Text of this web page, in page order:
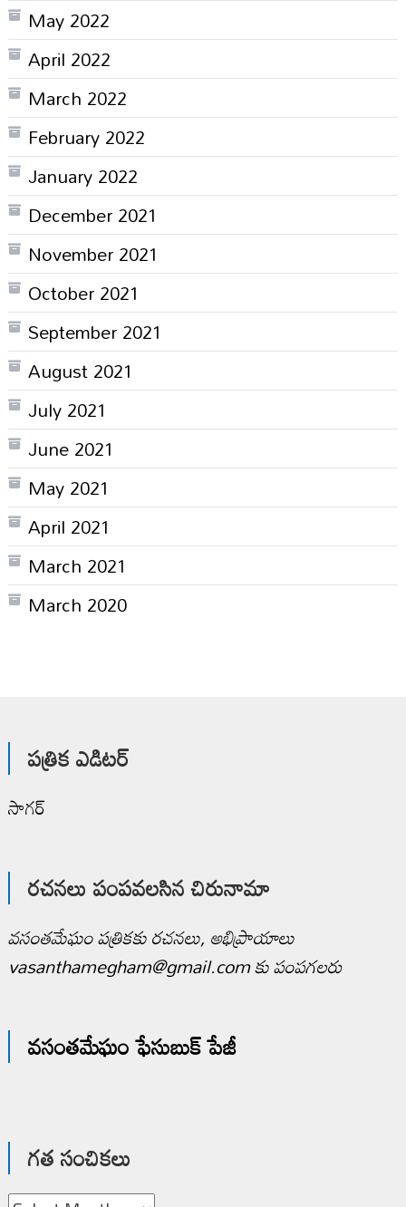
May 2022
April 2022
March 2022
February 2022
January 2022
December 2021
November 2021
October 2021
September 2021
August 2021
July 2021
June 2021
May 2021
April 2021
March 2021
March 2020
పత్రిక ఎడిటర్
సాగర్
రచనలు పంపవలసిన చిరునామా
వసంతమేఘం పత్రికకు రచనలు, అభిప్రాయాలు
vasanthamegham@gmail.com కు పంపగలరు
వసంతమేఘం ఫేసుబుక్ పేజీ
గత సంచికలు